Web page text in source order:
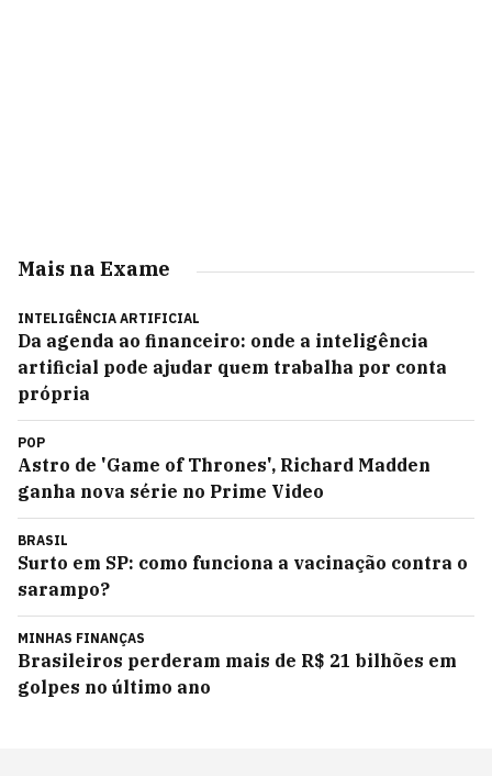
Mais na Exame
INTELIGÊNCIA ARTIFICIAL
Da agenda ao financeiro: onde a inteligência
artificial pode ajudar quem trabalha por conta
própria
POP
Astro de 'Game of Thrones', Richard Madden
ganha nova série no Prime Video
BRASIL
Surto em SP: como funciona a vacinação contra o
sarampo?
MINHAS FINANÇAS
Brasileiros perderam mais de R$ 21 bilhões em
golpes no último ano